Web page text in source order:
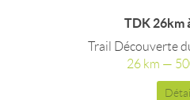
TDK 26km
Trail Découverte
26 km —